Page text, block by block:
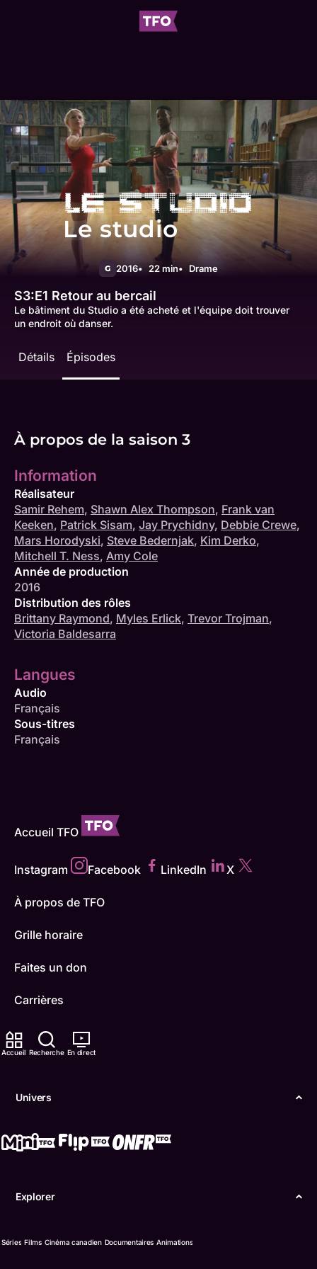
Accueil Recherche En direct
Univers
Explorer
Séries Films Cinéma canadien Documentaires Animations
Le studio
G 2016 22 min Drame
S3:E1 Retour au bercail
Le bâtiment du Studio a été acheté et l'équipe doit trouver
un endroit où danser.
Détails Épisodes
À propos de la saison 3
Information
Réalisateur
Samir Rehem, Shawn Alex Thompson, Frank van
Keeken, Patrick Sisam, Jay Prychidny, Debbie Crewe,
Mars Horodyski, Steve Bedernjak, Kim Derko,
Mitchell T. Ness, Amy Cole
Année de production
2016
Distribution des rôles
Brittany Raymond, Myles Erlick, Trevor Trojman,
Victoria Baldesarra
Langues
Audio
Français
Sous-titres
Français
Accueil TFO
Instagram Facebook LinkedIn X
À propos de TFO
Grille horaire
Faites un don
Carrières
TFO Apprendre à la maison
Contactez-nous
ONFR
Boukili